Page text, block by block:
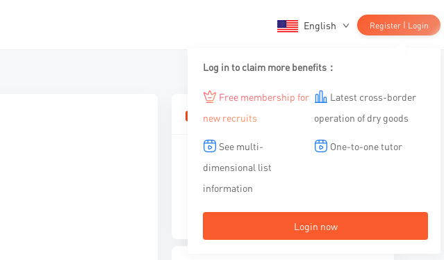
English Register | Login
Log in to claim more benefits：
Free membership for
new recruits
Latest cross-border
operation of dry goods
See multi-
dimensional list
information
One-to-one tutor
Login now
相关文章